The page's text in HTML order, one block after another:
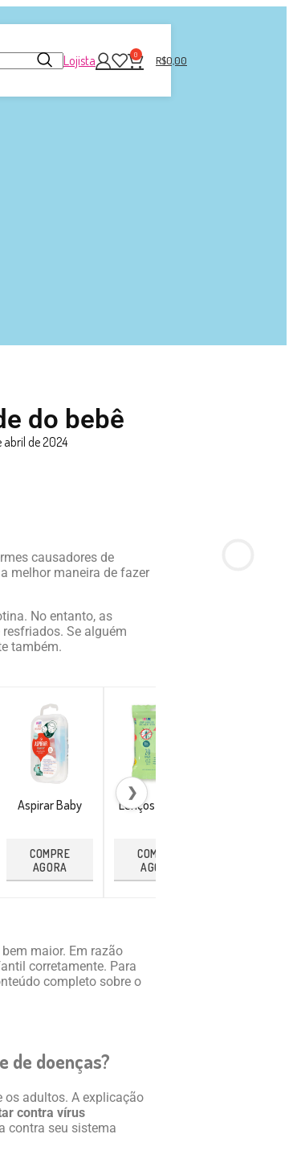
Lojista 0 R$0,00
do bebê
abril de 2024
causadores de
melhor maneira de fazer
No entanto, as
Se alguém
também.
Aspirar Baby
COMPRE
AGORA
Lenços Repellik
COMPRE
AGORA
❯
maior. Em razão
corretamente. Para
completo sobre o
de doenças?
os adultos. A explicação
contra vírus
contra seu sistema